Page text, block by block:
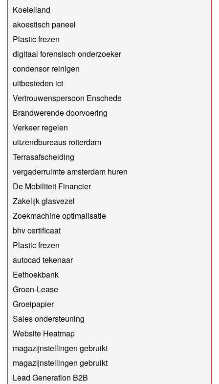
Koeleiland
akoestisch paneel
Plastic frezen
digitaal forensisch onderzoeker
condensor reinigen
uitbesteden ict
Vertrouwenspersoon Enschede
Brandwerende doorvoering
Verkeer regelen
uitzendbureaus rotterdam
Terrasafscheiding
vergaderruimte amsterdam huren
De Mobiliteit Financier
Zakelijk glasvezel
Zoekmachine optimalisatie
bhv certificaat
Plastic frezen
autocad tekenaar
Eethoekbank
Groen-Lease
Groeipapier
Sales ondersteuning
Website Heatmap
magazijnstellingen gebruikt
magazijnstellingen gebruikt
Lead Generation B2B